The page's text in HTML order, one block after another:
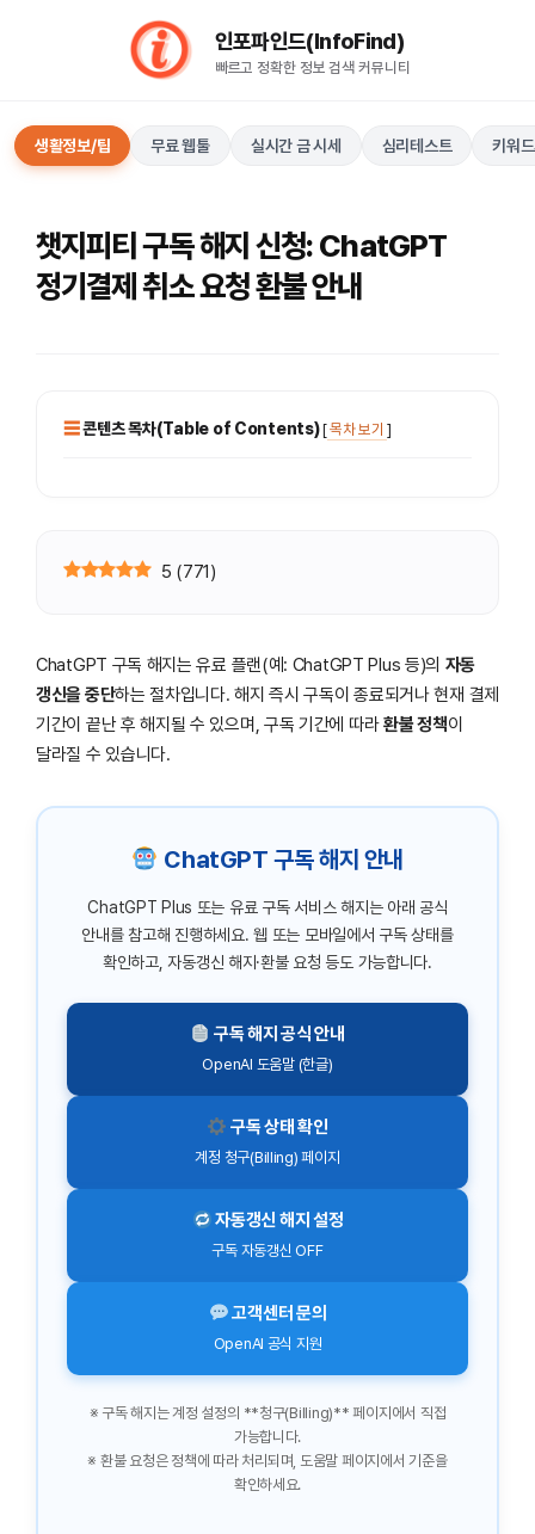
인포파인드(InfoFind)​​​​
빠르고 정확한 정보 검색 커뮤니티
생활정보/팁 무료 웹툴 실시간 금 시세 심리테스트 키워
챗지피티 구독 해지 신청: ChatGPT
정기결제 취소 요청 환불 안내
콘텐츠 목차(Table of Contents)[목차 보기 ]
5 (771)
ChatGPT 구독 해지는 유료 플랜(예: ChatGPT Plus 등)의 자동
갱신을 중단하는 절차입니다. 해지 즉시 구독이 종료되거나 현재 결제
기간이 끝난 후 해지될 수 있으며, 구독 기간에 따라환불 정책이
달라질 수 있습니다.
ChatGPT 구독 해지 안내
ChatGPT Plus 또는 유료 구독 서비스 해지는 아래 공식
안내를 참고해 진행하세요. 웹 또는 모바일에서 구독 상태를
확인하고, 자동갱신 해지·환불 요청 등도 가능합니다.
구독 해지 공식 안내
OpenAI 도움말 (한글)
구독 상태 확인
계정 청구(Billing) 페이지
자동갱신 해지 설정
구독 자동갱신 OFF
고객센터 문의
OpenAI 공식 지원
※ 구독 해지는 계정 설정의 **청구(Billing)** 페이지에서 직접
가능합니다.
※ 환불 요청은 정책에 따라 처리되며, 도움말 페이지에서 기준을
확인하세요.